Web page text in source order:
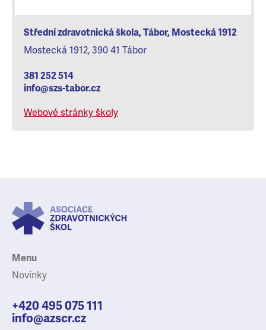
Střední zdravotnická škola, Tábor, Mostecká 1912
Mostecká 1912, 390 41 Tábor
381 252 514
info@szs-tabor.cz
Webové stránky školy
Menu
Novinky
+420 495 075 111
info@azscr.cz